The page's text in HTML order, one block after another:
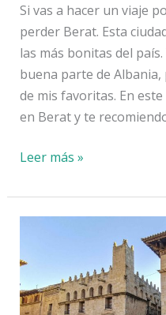
Si vas a hacer un viaje
perder Berat. Esta
las más bonitas del
buena parte de
de mis favoritas. En
en Berat y te
20
que
ver
Berat
+
dónde
Leer más »